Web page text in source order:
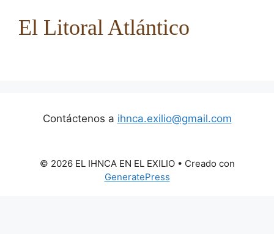
El Litoral Atlántico
Contáctenos a ihnca.exilio@gmail.com
© 2026 EL IHNCA EN EL EXILIO• Creado con
GeneratePress